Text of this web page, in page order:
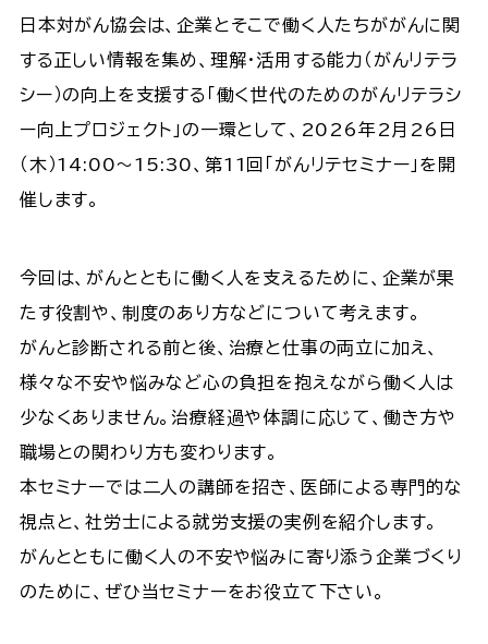
日本対がん協会は、企業とそこで働く人たちががんに関
する正しい情報を集め、理解・活用する能力（がんリテラ
シー）の向上を支援する「働く世代のためのがんリテラシ
ー向上プロジェクト」の一環として、2026年2月26日
（木）14:00～15:30、第11回「がんリテセミナー」を開
催します。
今回は、がんとともに働く人を支えるために、企業が果
たす役割や、制度のあり方などについて考えます。
がんと診断される前と後、治療と仕事の両立に加え、
様々な不安や悩みなど心の負担を抱えながら働く人は
少なくありません。治療経過や体調に応じて、働き方や
職場との関わり方も変わります。
本セミナーでは二人の講師を招き、医師による専門的な
視点と、社労士による就労支援の実例を紹介します。
がんとともに働く人の不安や悩みに寄り添う企業づくり
のために、ぜひ当セミナーをお役立て下さい。